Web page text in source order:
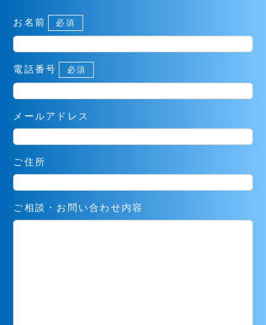
お名前 必須
電話番号 必須
メールアドレス
ご住所
ご相談・お問い合わせ内容